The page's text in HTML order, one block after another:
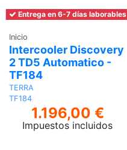
Entrega en 6-7 días laborables
Inicio
Intercooler Discovery
2 TD5 Automatico -
TF184
TERRA
TF184
1.196,00 €
Impuestos incluidos